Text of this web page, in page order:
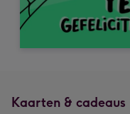
Kaarten & cadeaus